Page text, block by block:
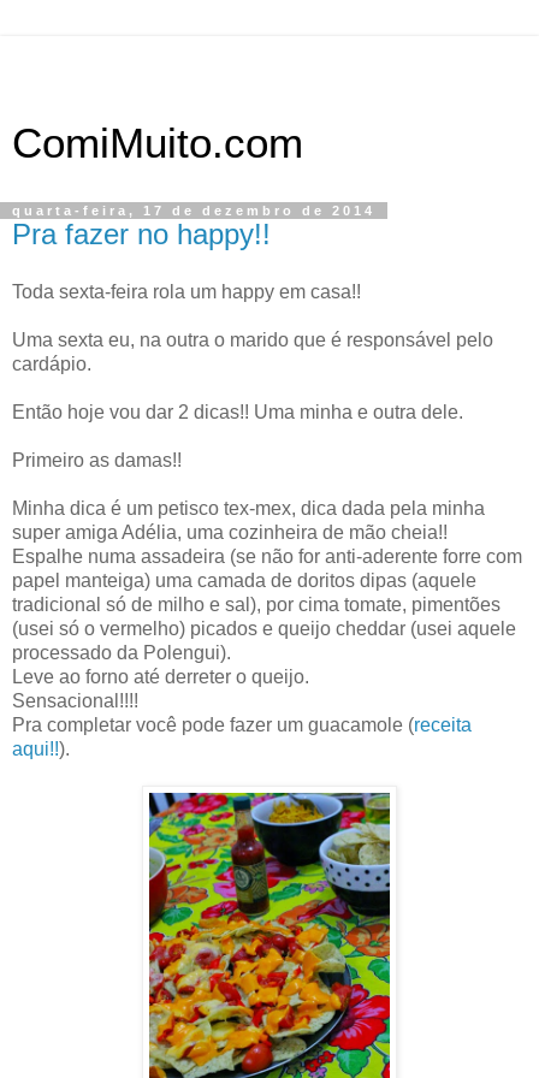
ComiMuito.com
quarta-feira, 17 de dezembro de 2014
Pra fazer no happy!!
Toda sexta-feira rola um happy em casa!!
Uma sexta eu, na outra o marido que é responsável pelo
cardápio.
Então hoje vou dar 2 dicas!! Uma minha e outra dele.
Primeiro as damas!!
Minha dica é um petisco tex-mex, dica dada pela minha
super amiga Adélia, uma cozinheira de mão cheia!!
Espalhe numa assadeira (se não for anti-aderente forre com
papel manteiga) uma camada de doritos dipas (aquele
tradicional só de milho e sal), por cima tomate, pimentões
(usei só o vermelho) picados e queijo cheddar (usei aquele
processado da Polengui).
Leve ao forno até derreter o queijo.
Sensacional!!!!
Pra completar você pode fazer um guacamole (receita
aqui!!).